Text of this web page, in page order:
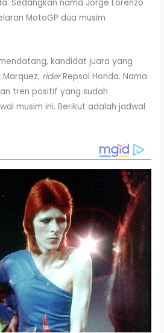
Sedangkan nama Jorge Lorenzo
MotoGP dua musim
kandidat juara yang
riderRepsol Honda. Nama
tren positif yang sudah
musim ini. Berikut adalah jadwal